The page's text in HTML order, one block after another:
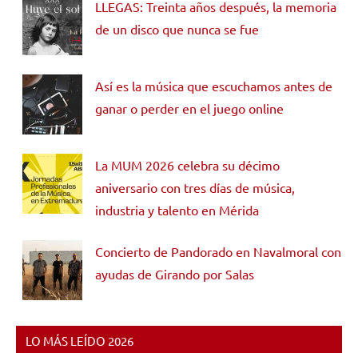
LLEGAS: Treinta años después, la memoria
de un disco que nunca se fue
Así es la música que escuchamos antes de
ganar o perder en el juego online
La MUM 2026 celebra su décimo
aniversario con tres días de música,
industria y talento en Mérida
Concierto de Pandorado en Navalmoral con
ayudas de Girando por Salas
LO MÁS LEÍDO 2026